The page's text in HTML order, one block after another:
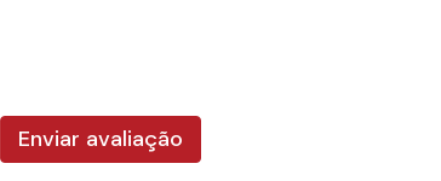
Enviar avaliação